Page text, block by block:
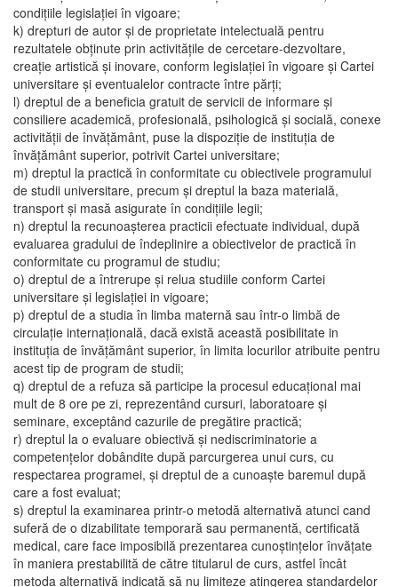
condiţiile legislaţiei în vigoare;
k) drepturi de autor şi de proprietate intelectuală pentru
rezultatele obţinute prin activităţile de cercetare-dezvoltare,
creaţie artistică şi inovare, conform legislaţiei în vigoare şi Cartei
universitare şi eventualelor contracte între părţi;
l) dreptul de a beneficia gratuit de servicii de informare şi
consiliere academică, profesională, psihologică şi socială, conexe
activităţii de învăţământ, puse la dispoziţie de instituţia de
învăţământ superior, potrivit Cartei universitare;
m) dreptul la practică în conformitate cu obiectivele programului
de studii universitare, precum şi dreptul la baza materială,
transport şi masă asigurate în condiţiile legii;
n) dreptul la recunoaşterea practicii efectuate individual, după
evaluarea gradului de îndeplinire a obiectivelor de practică în
conformitate cu programul de studiu;
o) dreptul de a întrerupe şi relua studiile conform Cartei
universitare şi legislaţiei in vigoare;
p) dreptul de a studia în limba maternă sau într-o limbă de
circulaţie internaţională, dacă există această posibilitate in
instituţia de învăţământ superior, în limita locurilor atribuite pentru
acest tip de program de studii;
q) dreptul de a refuza să participe la procesul educaţional mai
mult de 8 ore pe zi, reprezentând cursuri, laboratoare şi
seminare, exceptând cazurile de pregătire practică;
r) dreptul la o evaluare obiectivă şi nediscriminatorie a
competenţelor dobândite după parcurgerea unui curs, cu
respectarea programei, şi dreptul de a cunoaşte baremul după
care a fost evaluat;
s) dreptul la examinarea printr-o metodă alternativă atunci cand
suferă de o dizabilitate temporară sau permanentă, certificată
medical, care face imposibilă prezentarea cunoştinţelor învăţate
în maniera prestabilită de către titularul de curs, astfel încât
metoda alternativă indicată să nu limiteze atingerea standardelor